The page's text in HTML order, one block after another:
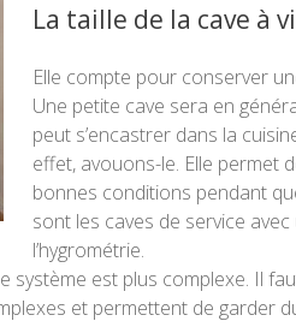
La taille de la cave à
Elle compte pour conserver
Une petite cave sera en
peut s’encastrer dans la
effet, avouons-le. Elle permet
bonnes conditions pendant
sont les caves de service
l’hygrométrie.
système est plus complexe. Il
et permettent de garder